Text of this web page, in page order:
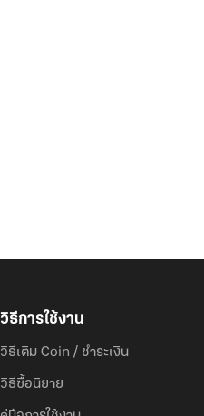
วิธีการใช้งาน
วิธีเติม Coin / ชำระเงิน
วิธีซื้อนิยาย